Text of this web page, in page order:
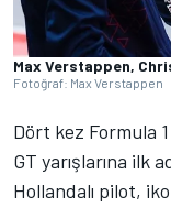
Max Verstappen,
Fotoğraf: Max Verstappen
Dört kez Formula
GT yarışlarına ilk
Hollandalı pilot,